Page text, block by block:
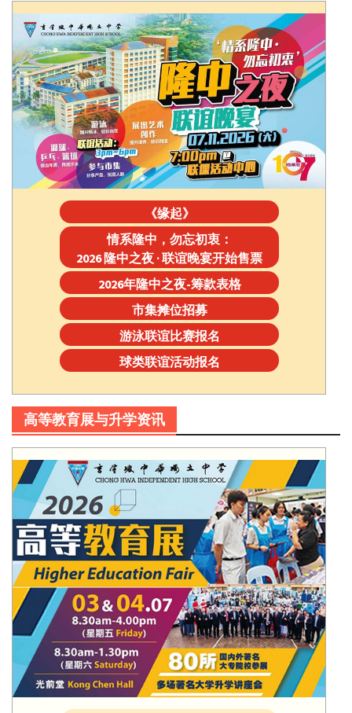
《缘起》
情系隆中，勿忘初衷：
2026 隆中之夜 · 联谊晚宴开始售票
2026年隆中之夜-筹款表格
市集摊位招募
游泳联谊比赛报名
球类联谊活动报名
高等教育展与升学资讯